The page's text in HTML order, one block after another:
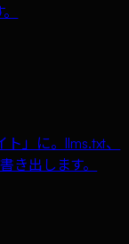
」に。llms.txt、
き出します。